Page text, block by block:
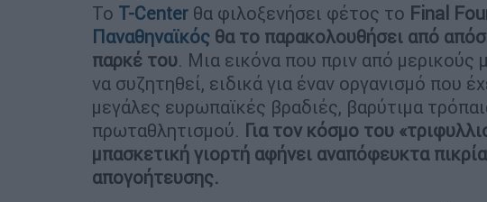
Το T-Center θα φιλοξενήσει φέτος το Final
Παναθηναϊκός θα το παρακολουθήσει από
παρκέ του. Μια εικόνα που πριν από μερικούς
να συζητηθεί, ειδικά για έναν οργανισμό που
μεγάλες ευρωπαϊκές βραδιές, βαρύτιμα
πρωταθλητισμού. Για τον κόσμο του
μπασκετική γιορτή αφήνει αναπόφευκτα
απογοήτευσης.